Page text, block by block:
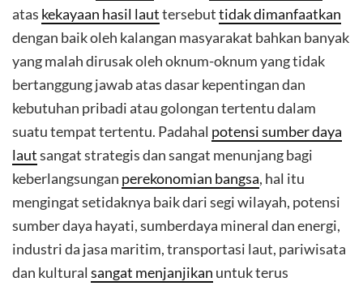
atas kekayaan hasil lauttersebuttidak dimanfaatkan
dengan baik oleh kalangan masyarakat bahkan banyak
yang malah dirusak oleh oknum-oknum yang tidak
bertanggung jawab atas dasar kepentingan dan
kebutuhan pribadi atau golongan tertentu dalam
suatu tempat tertentu. Padahal potensi sumber daya
lautsangat strategis dan sangat menunjang bagi
keberlangsungan perekonomian bangsa, hal itu
mengingat setidaknya baik dari segi wilayah, potensi
sumber daya hayati, sumberdaya mineral dan energi,
industri da jasa maritim, transportasi laut, pariwisata
dan kultural sangat menjanjikan untuk terus